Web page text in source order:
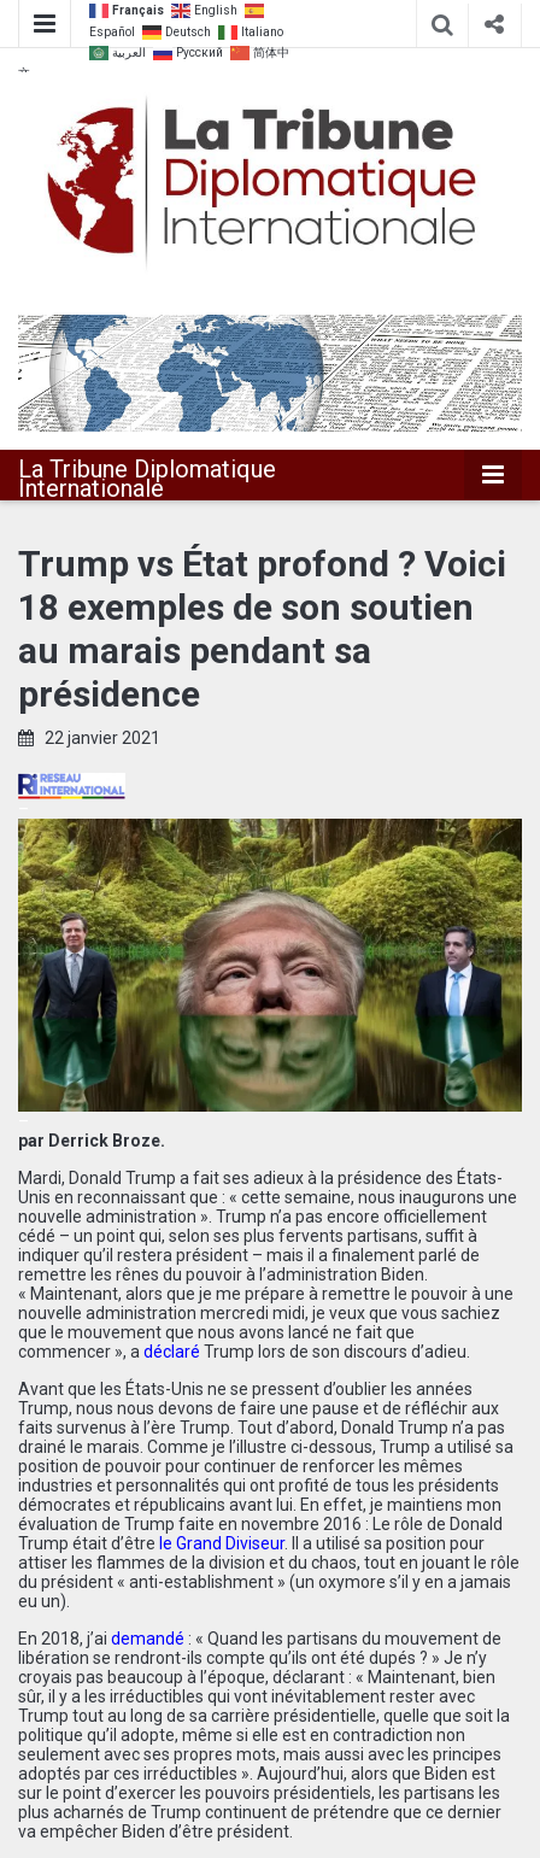
Français
English
Español
Deutsch
Italiano
العربية
Русский
简体中
文
La Tribune
Diplomatique
Internationale
La Tribune Diplomatique
Internationale
Trump vs État profond ? Voici
18 exemples de son soutien
au marais pendant sa
présidence
22 janvier 2021
par Derrick Broze.
Mardi, Donald Trump a fait ses adieux à la présidence des États-
Unis en reconnaissant que : « cette semaine, nous inaugurons une
nouvelle administration ». Trump n’a pas encore officiellement
cédé – un point qui, selon ses plus fervents partisans, suffit à
indiquer qu’il restera président – mais il a finalement parlé de
remettre les rênes du pouvoir à l’administration Biden.
« Maintenant, alors que je me prépare à remettre le pouvoir à une
nouvelle administration mercredi midi, je veux que vous sachiez
que le mouvement que nous avons lancé ne fait que
commencer », adéclaré Trump lors de son discours d’adieu.
Avant que les États-Unis ne se pressent d’oublier les années
Trump, nous nous devons de faire une pause et de réfléchir aux
faits survenus à l’ère Trump. Tout d’abord, Donald Trump n’a pas
drainé le marais. Comme je l’illustre ci-dessous, Trump a utilisé sa
position de pouvoir pour continuer de renforcer les mêmes
industries et personnalités qui ont profité de tous les présidents
démocrates et républicains avant lui. En effet, je maintiens mon
évaluation de Trump faite en novembre 2016 : Le rôle de Donald
Trump était d’être le Grand Diviseur. Il a utilisé sa position pour
attiser les flammes de la division et du chaos, tout en jouant le rôle
du président « anti-establishment » (un oxymore s’il y en a jamais
eu un).
En 2018, j’ai demandé : « Quand les partisans du mouvement de
libération se rendront-ils compte qu’ils ont été dupés ? » Je n’y
croyais pas beaucoup à l’époque, déclarant : « Maintenant, bien
sûr, il y a les irréductibles qui vont inévitablement rester avec
Trump tout au long de sa carrière présidentielle, quelle que soit la
politique qu’il adopte, même si elle est en contradiction non
seulement avec ses propres mots, mais aussi avec les principes
adoptés par ces irréductibles ». Aujourd’hui, alors que Biden est
sur le point d’exercer les pouvoirs présidentiels, les partisans les
plus acharnés de Trump continuent de prétendre que ce dernier
va empêcher Biden d’être président.